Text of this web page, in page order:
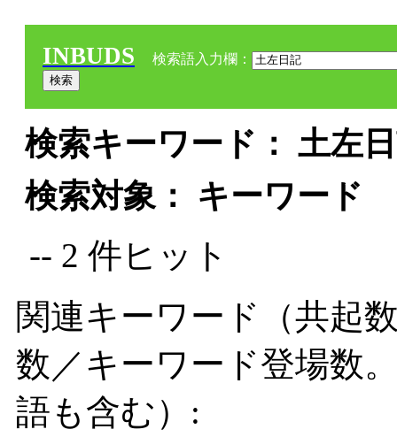
INBUDS 検索語入力欄：
検索キーワード： 土左
検索対象： キーワード
-- 2 件ヒット
関連キーワード（共起
数／キーワード登場数
語も含む）: